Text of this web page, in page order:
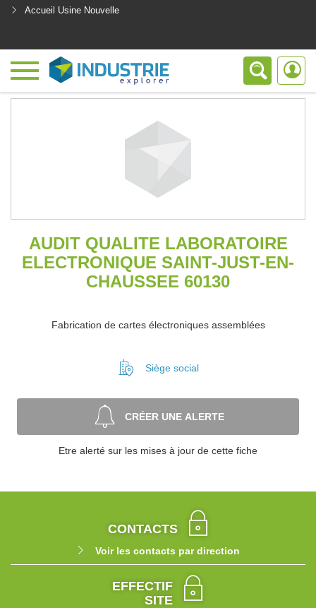
Accueil Usine Nouvelle
AUDIT QUALITE LABORATOIRE
ELECTRONIQUE SAINT-JUST-EN-
CHAUSSEE 60130
Fabrication de cartes électroniques assemblées
Siège social
CRÉER UNE ALERTE
Etre alerté sur les mises à jour de cette fiche
CONTACTS
Voir les contacts par direction
EFFECTIF
SITE